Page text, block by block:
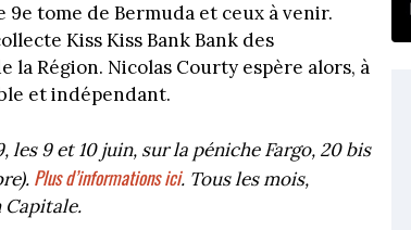
9e tome de Bermuda et ceux à venir.
Kiss Kiss Bank Bank des
la Région. Nicolas Courty espère alors, à
et indépendant.
9 et 10 juin, sur la péniche Fargo, 20 bis
Plus d’informations ici. Tous les mois,
Capitale.